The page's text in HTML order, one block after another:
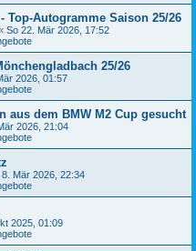
Top-Autogramme Saison 25/26
So 22. Mär 2026, 17:52
25/26
2026, 01:57
aus dem BMW M2 Cup gesucht
2026, 21:04
8. Mär 2026, 22:34
2025, 01:09